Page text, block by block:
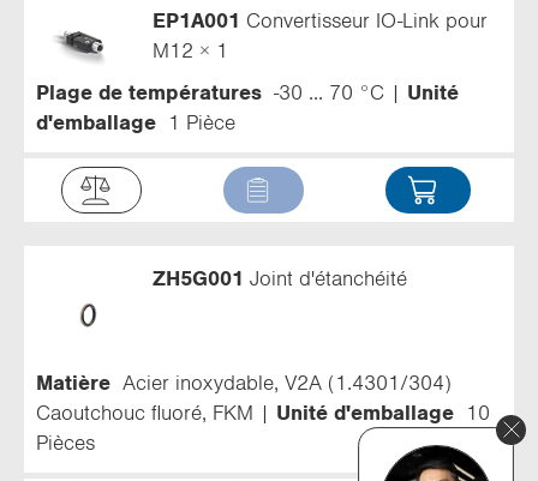
EP1A001 Convertisseur IO-Link pour
M12 × 1
Plage de températures -30 ... 70 °C
Unité
d'emballage
1 Pièce
ZH5G001 Joint d'étanchéité
Matière
Acier inoxydable, V2A (1.4301/304)
Caoutchouc fluoré, FKM
Unité d'emballage
10
Pièces